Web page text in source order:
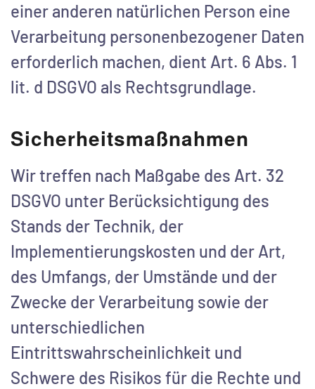
einer anderen natürlichen Person eine
Verarbeitung personenbezogener Daten
erforderlich machen, dient Art. 6 Abs. 1
lit. d DSGVO als Rechtsgrundlage.
Sicherheitsmaßnahmen
Wir treffen nach Maßgabe des Art. 32
DSGVO unter Berücksichtigung des
Stands der Technik, der
Implementierungskosten und der Art,
des Umfangs, der Umstände und der
Zwecke der Verarbeitung sowie der
unterschiedlichen
Eintrittswahrscheinlichkeit und
Schwere des Risikos für die Rechte und